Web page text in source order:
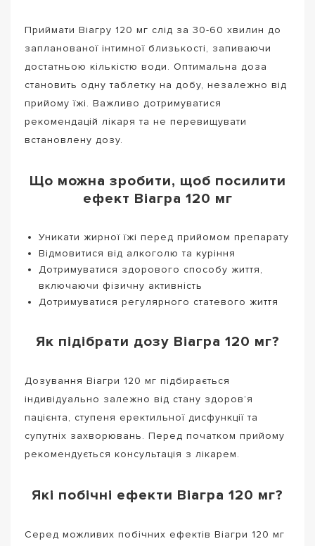
Приймати Віагру 120 мг слід за 30-60 хвилин до
запланованої інтимної близькості, запиваючи
достатньою кількістю води. Оптимальна доза
становить одну таблетку на добу, незалежно від
прийому їжі. Важливо дотримуватися
рекомендацій лікаря та не перевищувати
встановлену дозу.
Що можна зробити, щоб посилити
ефект Віагра 120 мг
Уникати жирної їжі перед прийомом препарату
Відмовитися від алкоголю та куріння
Дотримуватися здорового способу життя,
включаючи фізичну активність
Дотримуватися регулярного статевого життя
Як підібрати дозу Віагра 120 мг?
Дозування Віагри 120 мг підбирається
індивідуально залежно від стану здоров’я
пацієнта, ступеня еректильної дисфункції та
супутніх захворювань. Перед початком прийому
рекомендується консультація з лікарем.
Які побічні ефекти Віагра 120 мг?
Серед можливих побічних ефектів Віагри 120 мг